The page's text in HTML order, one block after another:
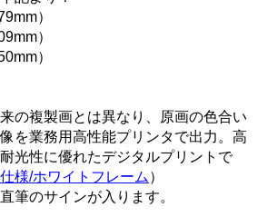
）
）
）
の複製画とは異なり、原画の色合い
を業務用高性能プリンタで出力。高
光性に優れたデジタルプリントで
様/ホワイトフレーム ）
筆のサインが入ります。